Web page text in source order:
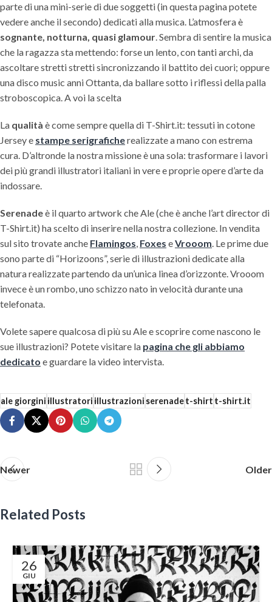
parte di una mini-serie di due soggetti (in questa pagina potete
vedere anche il secondo) dedicati alla musica. L’atmosfera è
sognante, notturna, quasi glamour. Sembra di sentire la musica
che la ragazza sta mettendo: forse un lento, con tanti archi, da
ascoltare stretti stretti sincronizzando il battito dei cuori; oppure
una disco music anni Ottanta, da ballare sotto i riflessi della palla
stroboscopica. A voi la scelta
La qualità è come sempre quella di T-Shirt.it: tessuti in cotone
Jersey e stampe serigraficherealizzate a mano con estrema
cura. D’altronde la nostra missione è una sola: trasformare i lavori
dei più grandi illustratori italiani in vere e proprie opere d’arte da
indossare.
Serenadeè il quarto artwork che Ale (che è anche l’art director di
T-Shirt.it) ha scelto di inserire nella nostra collezione. In vendita
sul sito trovate anche Flamingos, Foxes eVrooom. Le prime due
sono parte di “Horizoons”, serie di illustrazioni dedicate alla
natura realizzate partendo da un’unica linea d’orizzonte. Vrooom
invece è un rombo, uno schizzo nato in velocità durante una
telefonata.
Volete sapere qualcosa di più su Ale e scoprire come nascono le
sue illustrazioni? Potete visitare la pagina che gli abbiamo
dedicato e guardare la video intervista.
ale giorginiillustratoriillustrazioniserenadet-shirtt-shirt.it
Newer Older
Related Posts
26
GIU